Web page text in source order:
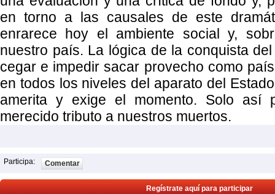
en torno a las causales de este
enrarece hoy el ambiente social y,
nuestro país. La lógica de la conquista
cegar e impedir sacar provecho como
en todos los niveles del aparato del
amerita y exige el momento. Solo así
merecido tributo a nuestros muertos.
Participa: Comentar
Regístrate aquí para participar